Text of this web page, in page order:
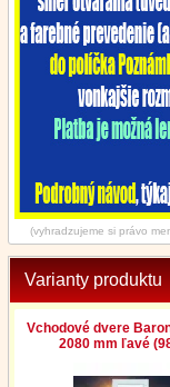
(vyhradzujeme si právo
Varianty produktu
Vchodové dvere
2080 mm ľavé